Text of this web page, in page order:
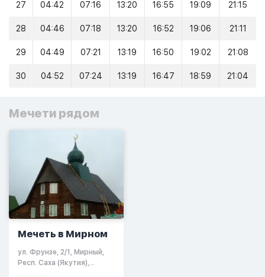
27 04:42 07:16 13:20 16:55 19:09 21:15
28 04:46 07:18 13:20 16:52 19:06 21:11
29 04:49 07:21 13:19 16:50 19:02 21:08
30 04:52 07:24 13:19 16:47 18:59 21:04
Мечети рядом
Мечеть в Мирном
ул. Фрунзе, 2/1, Мирный,
Респ. Саха (Якутия),